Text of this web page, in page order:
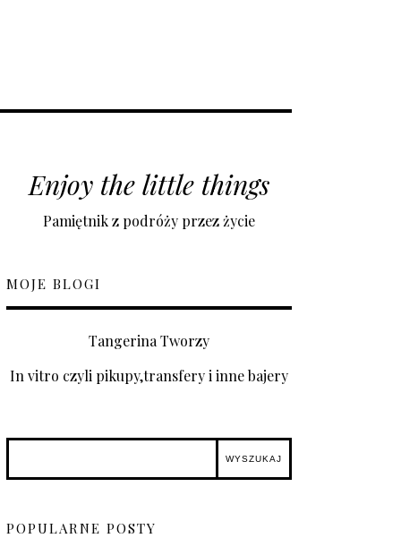
Enjoy the little things
Pamiętnik z podróży przez życie
MOJE BLOGI
Tangerina Tworzy
In vitro czyli pikupy,transfery i inne bajery
POPULARNE POSTY